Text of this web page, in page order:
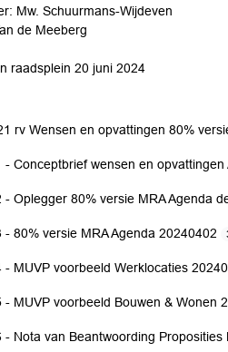
Mw. Schuurmans-Wijdeven
de Meeberg
raadsplein 20 juni 2024
rv Wensen en opvattingen 80%
- Conceptbrief wensen en opvattingen
- Oplegger 80% versie MRA Agenda
- 80% versie MRA Agenda 20240402
- MUVP voorbeeld Werklocaties
- MUVP voorbeeld Bouwen & Wonen
- Nota van Beantwoording Proposities